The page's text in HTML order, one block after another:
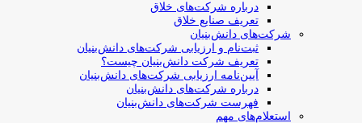
درباره شرکت‌های خلاق
تعریف صنایع خلاق
شرکت‌های دانش‌بنیان
ثبت‌نام و ارزیابی شرکت‌های دانش‌بنیان
تعریف شرکت دانش‌بنیان چیست؟
آیین‌نامه ارزیابی شرکت‌های دانش‌بنیان
درباره شرکت‌های دانش‌بنیان
فهرست شرکت‌های دانش‌بنیان
استعلام‌های مهم